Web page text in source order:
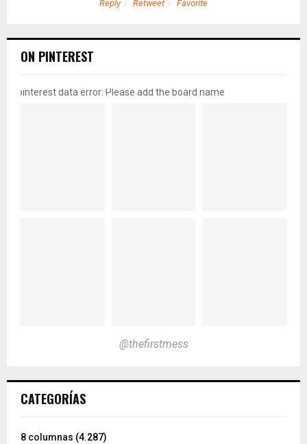
Reply Retweet Favorite
ON PINTEREST
pinterest data error: Please add the board name
@thefirstmess
CATEGORÍAS
8 columnas (4.287)